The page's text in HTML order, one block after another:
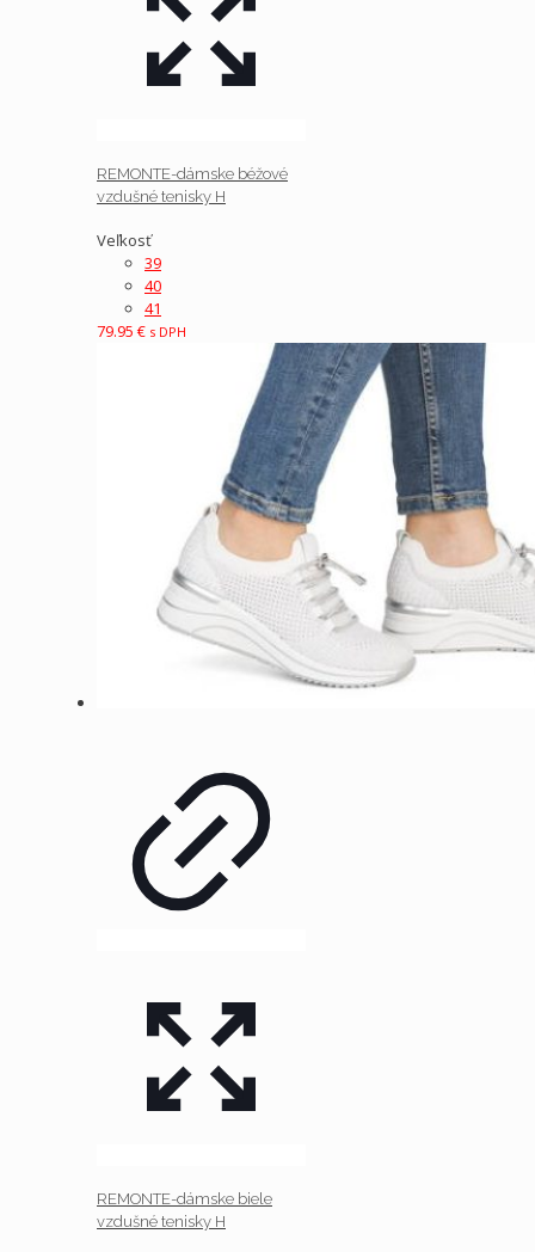
REMONTE-dámske béžové
vzdušné tenisky H
Veľkosť
39
40
41
79.95 € s DPH
REMONTE-dámske biele
vzdušné tenisky H